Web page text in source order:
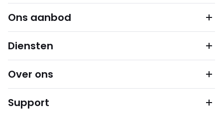
Ons aanbod
Diensten
Over ons
Support